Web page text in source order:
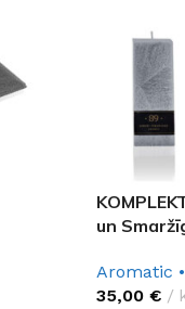
un
Aromatic
35,00€